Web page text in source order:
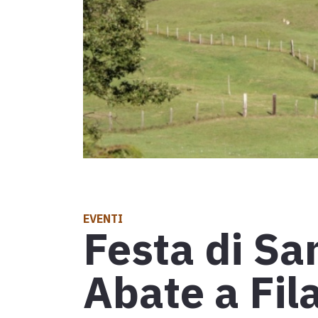
Tappa 30:
D'INTERESSE TURISTICO
Attrazioni
D'INTERESSE RELIGIOSO
Comunità d'incontro interculturale
EVENTI
Festa di
Abate a